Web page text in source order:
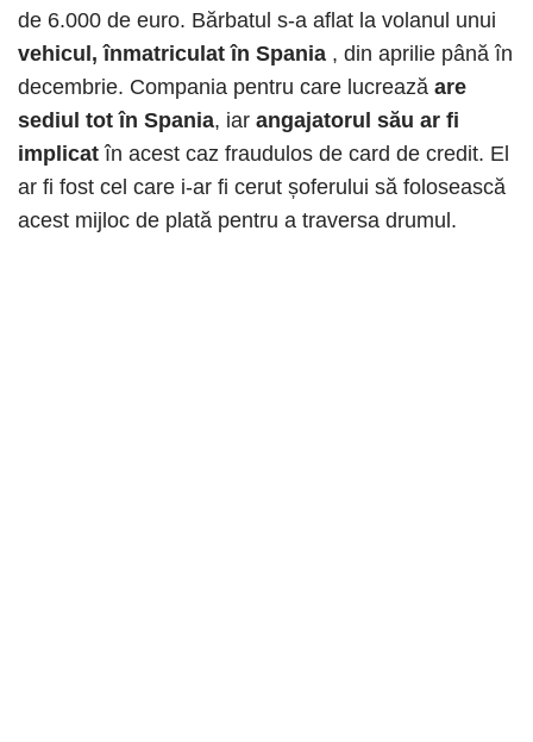
de 6.000 de euro. Bărbatul s-a aflat la volanul unui
vehicul, înmatriculat în Spania , din aprilie până în
decembrie. Compania pentru care lucrează are
sediul tot în Spania, iar angajatorul său ar fi
implicat în acest caz fraudulos de card de credit. El
ar fi fost cel care i-ar fi cerut șoferului să folosească
acest mijloc de plată pentru a traversa drumul.